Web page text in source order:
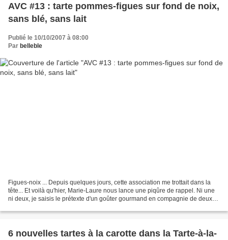
AVC #13 : tarte pommes-figues sur fond de noix,
sans blé, sans lait
Publié le 10/10/2007 à 08:00
Par belleble
Figues-noix ... Depuis quelques jours, cette association me trottait dans la
tête... Et voilà qu'hier, Marie-Laure nous lance une piqûre de rappel. Ni une
ni deux, je saisis le prétexte d'un goûter gourmand en compagnie de deux
6 nouvelles tartes à la carotte dans la Tarte-à-la-